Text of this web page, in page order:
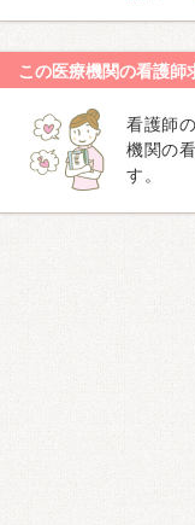
この医療機関の看護師
看護師
機関の
す。